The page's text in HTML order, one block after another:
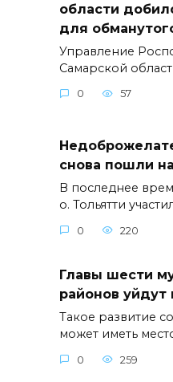
области
для
Управление
Самарской
0 57
снова пошли
В последнее
о. Тольятти
0 220
Главы шести
районов уйдут
Такое развитие
может иметь
0 259